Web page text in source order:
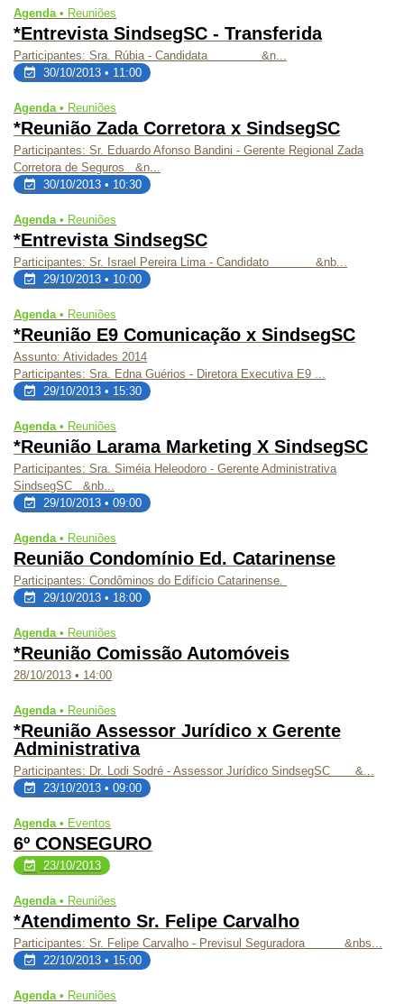
Agenda • Reuniões
*Entrevista SindsegSC - Transferida
Participantes: Sra. Rúbia - Candidata &n...
30/10/2013 • 11:00
Agenda • Reuniões
*Reunião Zada Corretora x SindsegSC
Participantes: Sr. Eduardo Afonso Bandini - Gerente Regional Zada
Corretora de Seguros &n...
30/10/2013 • 10:30
Agenda • Reuniões
*Entrevista SindsegSC
Participantes: Sr. Israel Pereira Lima - Candidato &nb...
29/10/2013 • 10:00
Agenda • Reuniões
*Reunião E9 Comunicação x SindsegSC
Assunto: Atividades 2014
Participantes: Sra. Edna Guérios - Diretora Executiva E9 ...
29/10/2013 • 15:30
Agenda • Reuniões
*Reunião Larama Marketing X SindsegSC
Participantes: Sra. Siméia Heleodoro - Gerente Administrativa
SindsegSC &nb...
29/10/2013 • 09:00
Agenda • Reuniões
Reunião Condomínio Ed. Catarinense
Participantes: Condôminos do Edifício Catarinense.
29/10/2013 • 18:00
Agenda • Reuniões
*Reunião Comissão Automóveis
28/10/2013 • 14:00
Agenda • Reuniões
*Reunião Assessor Jurídico x Gerente
Administrativa
Participantes: Dr. Lodi Sodré - Assessor Jurídico SindsegSC &...
23/10/2013 • 09:00
Agenda • Eventos
6º CONSEGURO
23/10/2013
Agenda • Reuniões
*Atendimento Sr. Felipe Carvalho
Participantes: Sr. Felipe Carvalho - Previsul Seguradora &nbs...
22/10/2013 • 15:00
Agenda • Reuniões